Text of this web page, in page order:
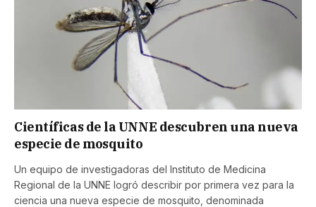
Científicas de la UNNE descubren una nueva
especie de mosquito
Un equipo de investigadoras del Instituto de Medicina
Regional de la UNNE logró describir por primera vez para la
ciencia una nueva especie de mosquito, denominada